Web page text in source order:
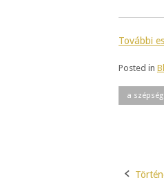
További
Posted in
a